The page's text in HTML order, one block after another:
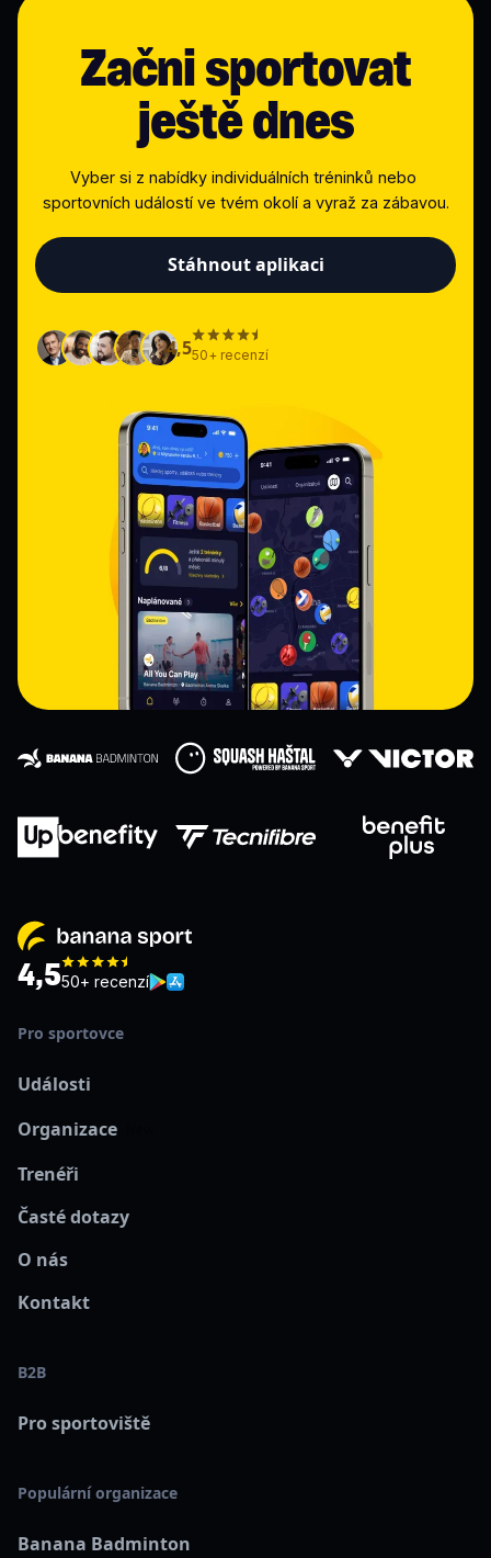
Začni sportovat
ještě dnes
Vyber si z nabídky individuálních tréninků nebo
sportovních událostí ve tvém okolí a vyraž za zábavou.
Stáhnout aplikaci
4,550+ recenzí
4,550+ recenzí
Pro sportovce
Události
Organizace
Trenéři
Časté dotazy
O nás
Kontakt
B2B
Pro sportoviště
Populární organizace
Banana Badminton